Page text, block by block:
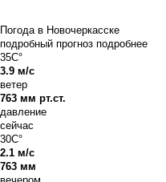
Погода в Новочеркасске
подробный прогноз подробнее
35C°
3.9 м/с
ветер
763 мм рт.ст.
давление
сейчас
30C°
2.1 м/с
763 мм